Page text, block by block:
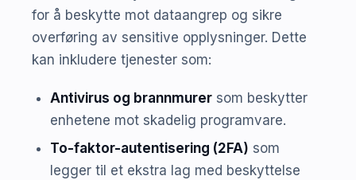
for å beskytte mot dataangrep og sikre
overføring av sensitive opplysninger. Dette
kan inkludere tjenester som:
Antivirus og brannmurersom beskytter
enhetene mot skadelig programvare.
To-faktor-autentisering (2FA) som
legger til et ekstra lag med beskyttelse